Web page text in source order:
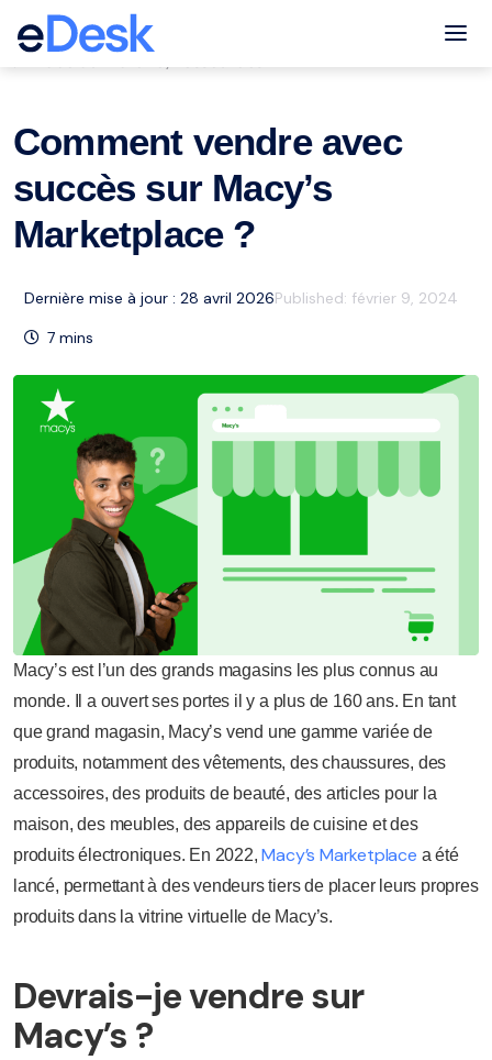
eCommerce Support Central
Comment vendre avec
succès sur Macy’s
Marketplace ?
Dernière mise à jour : 28 avril 2026Published: février 9, 2024
7 mins
Macy’s est l’un des grands magasins les plus connus au
monde. Il a ouvert ses portes il y a plus de 160 ans. En tant
que grand magasin, Macy’s vend une gamme variée de
produits, notamment des vêtements, des chaussures, des
accessoires, des produits de beauté, des articles pour la
maison, des meubles, des appareils de cuisine et des
produits électroniques. En 2022,Macy’s Marketplace a été
lancé, permettant à des vendeurs tiers de placer leurs propres
produits dans la vitrine virtuelle de Macy’s.
Devrais-je vendre sur
Macy’s ?